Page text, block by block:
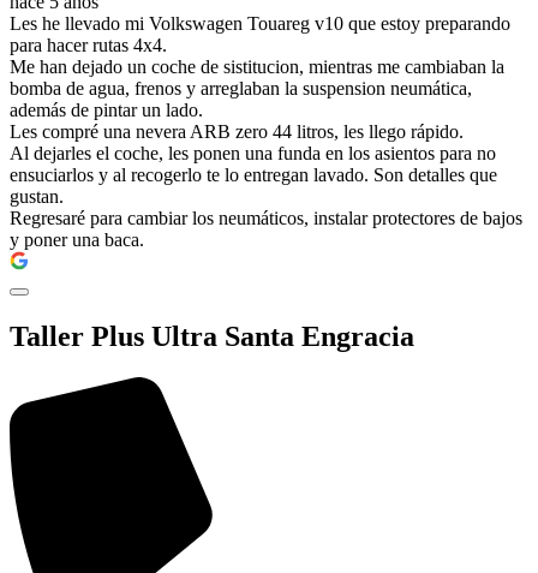
Les he llevado mi Volkswagen Touareg v10 que estoy preparando
para hacer rutas 4x4.
Me han dejado un coche de sistitucion, mientras me cambiaban la
bomba de agua, frenos y arreglaban la suspension neumática,
además de pintar un lado.
Les compré una nevera ARB zero 44 litros, les llego rápido.
Al dejarles el coche, les ponen una funda en los asientos para no
ensuciarlos y al recogerlo te lo entregan lavado. Son detalles que
gustan.
Regresaré para cambiar los neumáticos, instalar protectores de bajos
y poner una baca.
Taller Plus Ultra Santa Engracia